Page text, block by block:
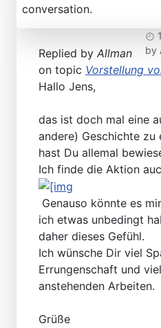
conversation.
by
Replied by Allman
on topic Vorstellung
Hallo Jens,
das ist doch mal eine
andere) Geschichte zu
hast Du allemal
Ich finde die Aktion
Genauso könnte es
ich etwas unbedingt
daher dieses Gefühl.
Ich wünsche Dir viel
Errungenschaft und
anstehenden Arbeiten.
Grüße